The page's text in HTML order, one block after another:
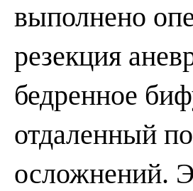
выполнено
резекция
бедренное
отдаленный
осложнений.